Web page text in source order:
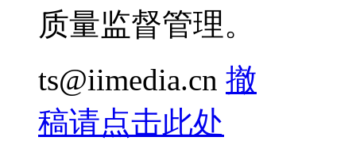
质量监督管理。
ts@iimedia.cn 撤
稿请点击此处